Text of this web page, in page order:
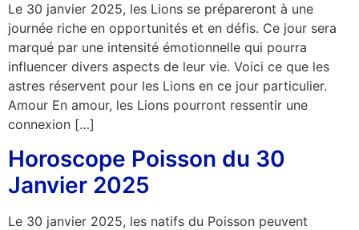
Le 30 janvier 2025, les Lions se prépareront à une
journée riche en opportunités et en défis. Ce jour sera
marqué par une intensité émotionnelle qui pourra
influencer divers aspects de leur vie. Voici ce que les
astres réservent pour les Lions en ce jour particulier.
Amour En amour, les Lions pourront ressentir une
connexion […]
Horoscope Poisson du 30
Janvier 2025
Le 30 janvier 2025, les natifs du Poisson peuvent